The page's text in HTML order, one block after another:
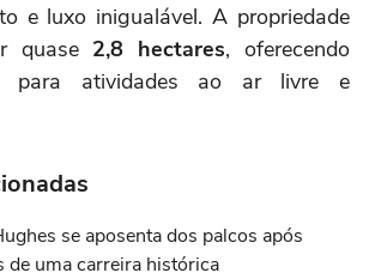
e luxo inigualável. A propriedade
quase 2,8 hectares, oferecendo
para atividades ao ar livre e
se aposenta dos palcos após
de uma carreira histórica